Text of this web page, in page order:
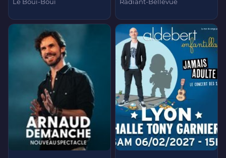
Le Boui-Boui
Radiant-Bellevue